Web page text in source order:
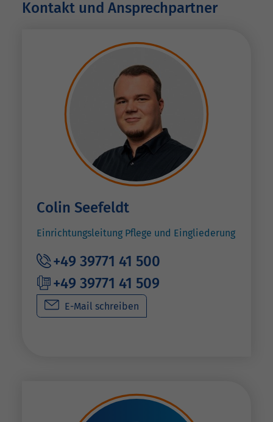
Kontakt und Ansprechpartner
Colin Seefeldt
Einrichtungsleitung Pflege und Eingliederung
+49 39771 41 500
+49 39771 41 509
E-Mail schreiben